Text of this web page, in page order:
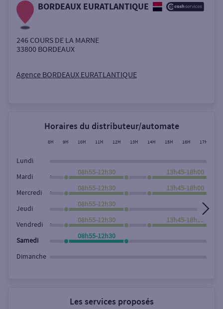
Ville / Code postal
Rue
BORDEAUX EURATLANTIQUE
246 COURS DE LA MARNE
33800 BORDEAUX
Agence BORDEAUX EURATLANTIQUE
Horaires du distributeur/automate
8H 9H 10H 11H 12H 13H 14H 15H 16H 17H
Lundi
Mardi
08h55-12h30
, 13h45-18h00
Mercredi
08h55-12h30
, 13h45-18h00
Jeudi
08h55-12h30
Vendredi
08h55-12h30
, 13h45-18h00
Samedi
08h55-12h30
Dimanche
Les services proposés